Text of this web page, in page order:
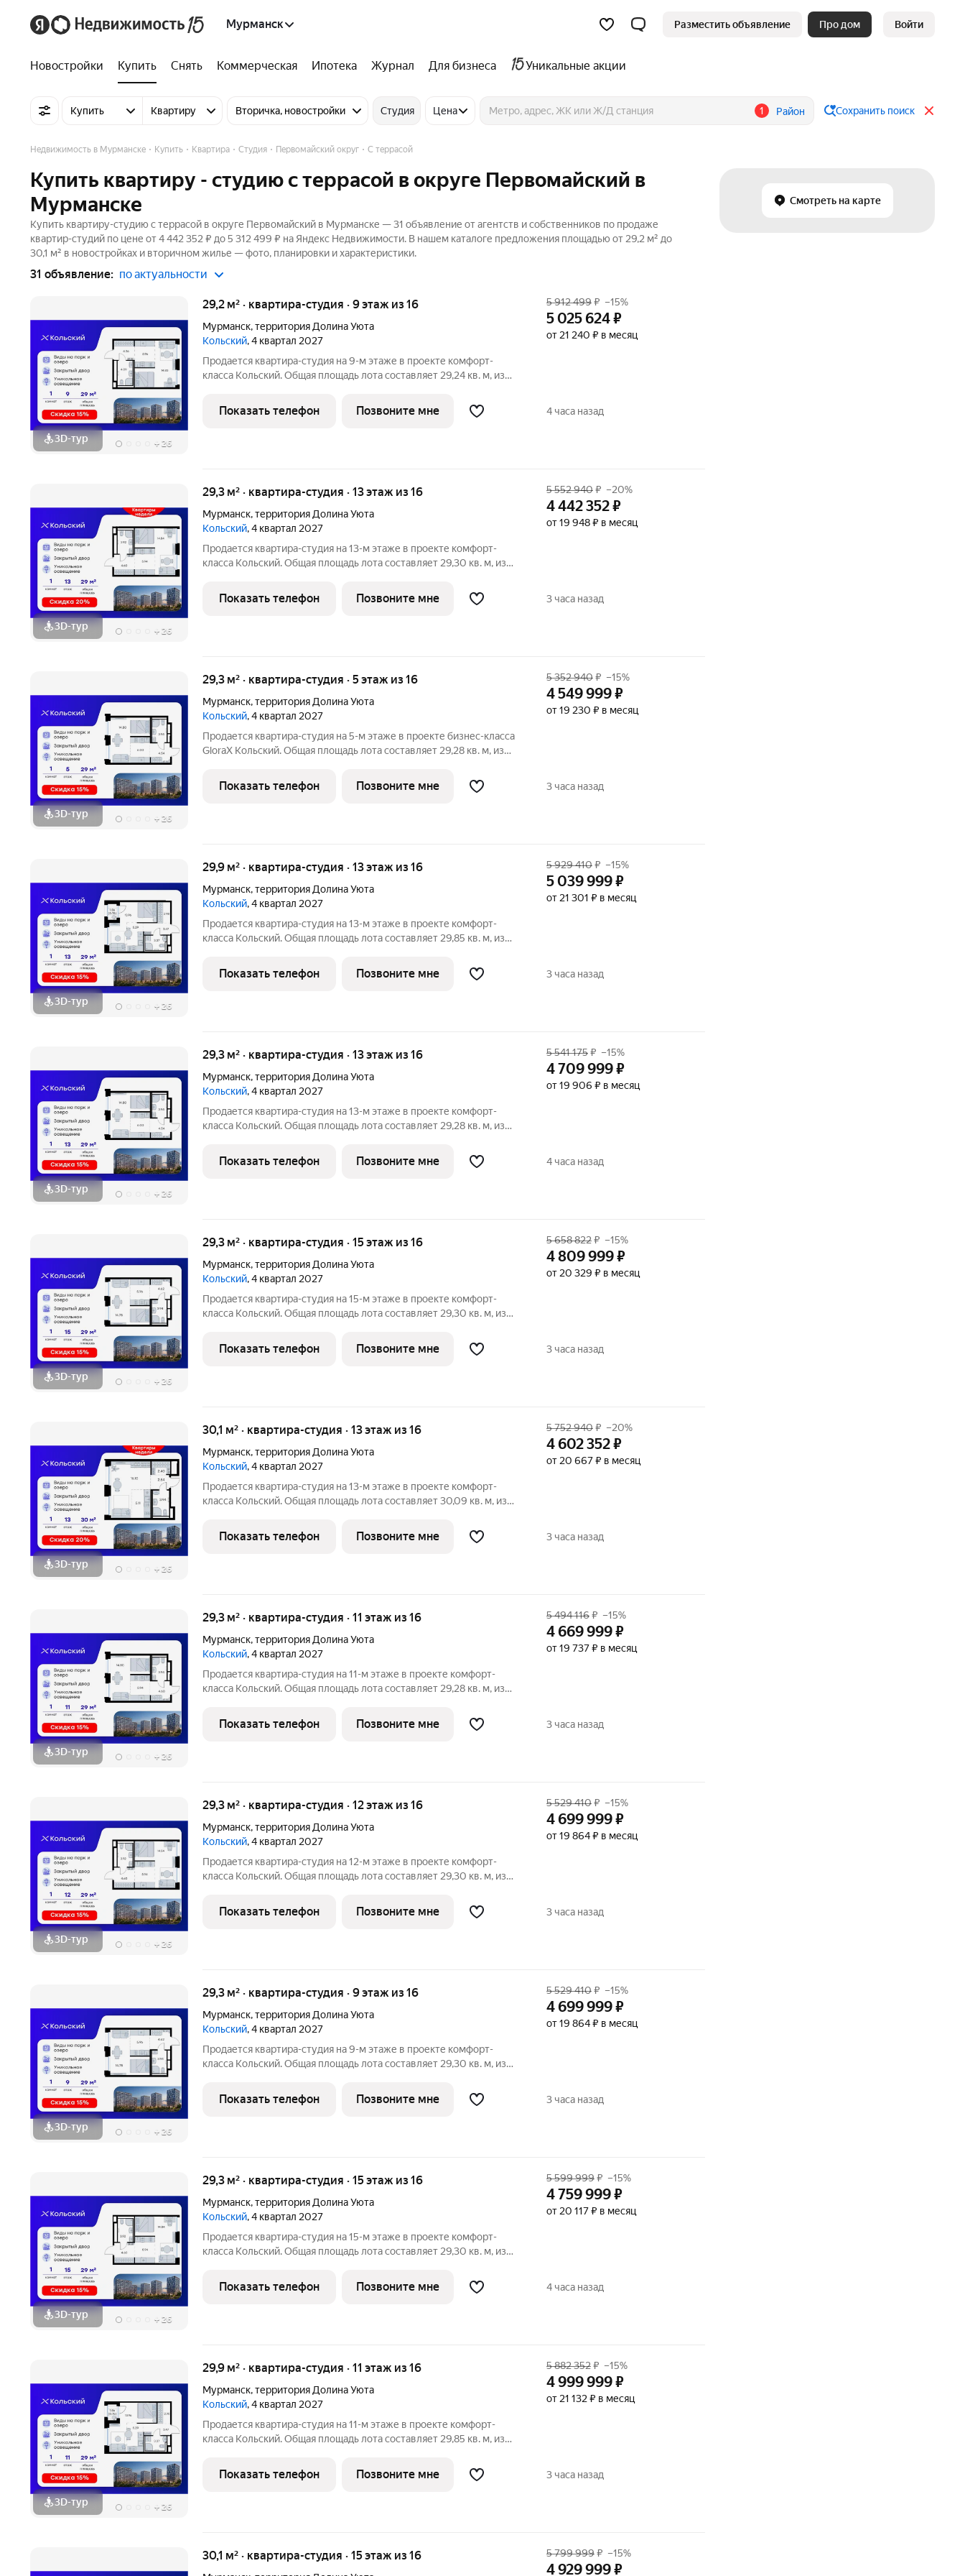
Мурманск Разместить объявление Про дом Войти
Новостройки Купить Снять Коммерческая Ипотека Журнал Для бизнеса Уникальные акции
Купить Квартиру Вторичка, новостройки Студия Цена 1 Район Сохранить поиск
Смотреть на карте
Недвижимость в Мурманске Купить Квартира Студия Первомайский округ С террасой
Купить квартиру - студию с террасой в округе Первомайский в
Мурманске
Купить квартиру-студию с террасой в округе Первомайский в Мурманске — 31 объявление от агентств и собственников по продаже
квартир-студий по цене от 4 442 352 ₽ до 5 312 499 ₽ на Яндекс Недвижимости. В нашем каталоге предложения площадью от 29,2 м² до
30,1 м² в новостройках и вторичном жилье — фото, планировки и характеристики.
31 объявление: по актуальности
3D-тур + 26
29,2 м² · квартира-студия · 9 этаж из 16
Мурманск,территория Долина Уюта
Кольский, 4 квартал 2027
Продается квартира-студия на 9-м этаже в проекте комфорт-
класса Кольский. Общая площадь лота составляет 29,24 кв. м, из
зону. Номер квартиры - 333. Преимущества квартиры: зонируемая
5 912 499₽ –15%
5 025 624₽
от 21 240 ₽ в месяц
Показать телефон Позвоните мне 4 часа назад
3D-тур + 26
29,3 м² · квартира-студия · 13 этаж из 16
Мурманск,территория Долина Уюта
Кольский, 4 квартал 2027
Продается квартира-студия на 13-м этаже в проекте комфорт-
класса Кольский. Общая площадь лота составляет 29,30 кв. м, из
зону. Номер квартиры - 380. Преимущества квартиры: зонируемая
5 552 940₽ –20%
4 442 352₽
от 19 948 ₽ в месяц
Показать телефон Позвоните мне 3 часа назад
3D-тур + 26
29,3 м² · квартира-студия · 5 этаж из 16
Мурманск,территория Долина Уюта
Кольский, 4 квартал 2027
Продается квартира-студия на 5-м этаже в проекте бизнес-класса
GloraX Кольский. Общая площадь лота составляет 29,28 кв. м, из
кухонную зону. Номер квартиры - 46. Старт продаж!
Преимущества
5 352 940₽ –15%
4 549 999₽
от 19 230 ₽ в месяц
Показать телефон Позвоните мне 3 часа назад
3D-тур + 26
29,9 м² · квартира-студия · 13 этаж из 16
Мурманск,территория Долина Уюта
Кольский, 4 квартал 2027
Продается квартира-студия на 13-м этаже в проекте комфорт-
класса Кольский. Общая площадь лота составляет 29,85 кв. м, из
зону. Номер квартиры - 374. Преимущества квартиры: зонируемая
5 929 410₽ –15%
5 039 999₽
от 21 301 ₽ в месяц
Показать телефон Позвоните мне 3 часа назад
3D-тур + 26
29,3 м² · квартира-студия · 13 этаж из 16
Мурманск,территория Долина Уюта
Кольский, 4 квартал 2027
Продается квартира-студия на 13-м этаже в проекте комфорт-
класса Кольский. Общая площадь лота составляет 29,28 кв. м, из
кухонную зону. Номер квартиры - 150. Преимущества квартиры:
зонируемая
5 541 175₽ –15%
4 709 999₽
от 19 906 ₽ в месяц
Показать телефон Позвоните мне 4 часа назад
3D-тур + 26
29,3 м² · квартира-студия · 15 этаж из 16
Мурманск,территория Долина Уюта
Кольский, 4 квартал 2027
Продается квартира-студия на 15-м этаже в проекте комфорт-
класса Кольский. Общая площадь лота составляет 29,30 кв. м, из
зону. Номер квартиры - 173. Преимущества квартиры: зонируемая
5 658 822₽ –15%
4 809 999₽
от 20 329 ₽ в месяц
Показать телефон Позвоните мне 3 часа назад
3D-тур + 26
30,1 м² · квартира-студия · 13 этаж из 16
Мурманск,территория Долина Уюта
Кольский, 4 квартал 2027
Продается квартира-студия на 13-м этаже в проекте комфорт-
класса Кольский. Общая площадь лота составляет 30,09 кв. м, из
зону. Номер квартиры - 149. Преимущества квартиры: зонируемая
5 752 940₽ –20%
4 602 352₽
от 20 667 ₽ в месяц
Показать телефон Позвоните мне 3 часа назад
3D-тур + 26
29,3 м² · квартира-студия · 11 этаж из 16
Мурманск,территория Долина Уюта
Кольский, 4 квартал 2027
Продается квартира-студия на 11-м этаже в проекте комфорт-
класса Кольский. Общая площадь лота составляет 29,28 кв. м, из
зону. Номер квартиры - 124. Преимущества квартиры: зонируемая
5 494 116₽ –15%
4 669 999₽
от 19 737 ₽ в месяц
Показать телефон Позвоните мне 3 часа назад
3D-тур + 26
29,3 м² · квартира-студия · 12 этаж из 16
Мурманск,территория Долина Уюта
Кольский, 4 квартал 2027
Продается квартира-студия на 12-м этаже в проекте комфорт-
класса Кольский. Общая площадь лота составляет 29,30 кв. м, из
зону. Номер квартиры - 368. Преимущества квартиры: зонируемая
5 529 410₽ –15%
4 699 999₽
от 19 864 ₽ в месяц
Показать телефон Позвоните мне 3 часа назад
3D-тур + 26
29,3 м² · квартира-студия · 9 этаж из 16
Мурманск,территория Долина Уюта
Кольский, 4 квартал 2027
Продается квартира-студия на 9-м этаже в проекте комфорт-
класса Кольский. Общая площадь лота составляет 29,30 кв. м, из
зону. Номер квартиры - 95. Преимущества квартиры: зонируемая
5 529 410₽ –15%
4 699 999₽
от 19 864 ₽ в месяц
Показать телефон Позвоните мне 3 часа назад
3D-тур + 26
29,3 м² · квартира-студия · 15 этаж из 16
Мурманск,территория Долина Уюта
Кольский, 4 квартал 2027
Продается квартира-студия на 15-м этаже в проекте комфорт-
класса Кольский. Общая площадь лота составляет 29,30 кв. м, из
зону. Номер квартиры - 404. Преимущества квартиры:
зонируемая
5 599 999₽ –15%
4 759 999₽
от 20 117 ₽ в месяц
Показать телефон Позвоните мне 4 часа назад
3D-тур + 26
29,9 м² · квартира-студия · 11 этаж из 16
Мурманск,территория Долина Уюта
Кольский, 4 квартал 2027
Продается квартира-студия на 11-м этаже в проекте комфорт-
класса Кольский. Общая площадь лота составляет 29,85 кв. м, из
зону. Номер квартиры - 350. Преимущества квартиры: зонируемая
5 882 352₽ –15%
4 999 999₽
от 21 132 ₽ в месяц
Показать телефон Позвоните мне 3 часа назад
30,1 м² · квартира-студия · 15 этаж из 16 5 799 999₽ –15%
4 929 999₽